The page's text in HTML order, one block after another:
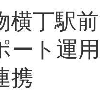
丁駅
ート運
携